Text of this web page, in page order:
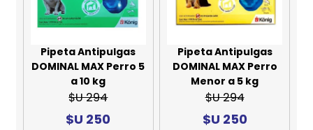
Pipeta Antipulgas
DOMINAL MAX Perro 5
a 10 kg
$U 294
$U 250
Pipeta Antipulgas
DOMINAL MAX Perro
Menor a 5 kg
$U 294
$U 250